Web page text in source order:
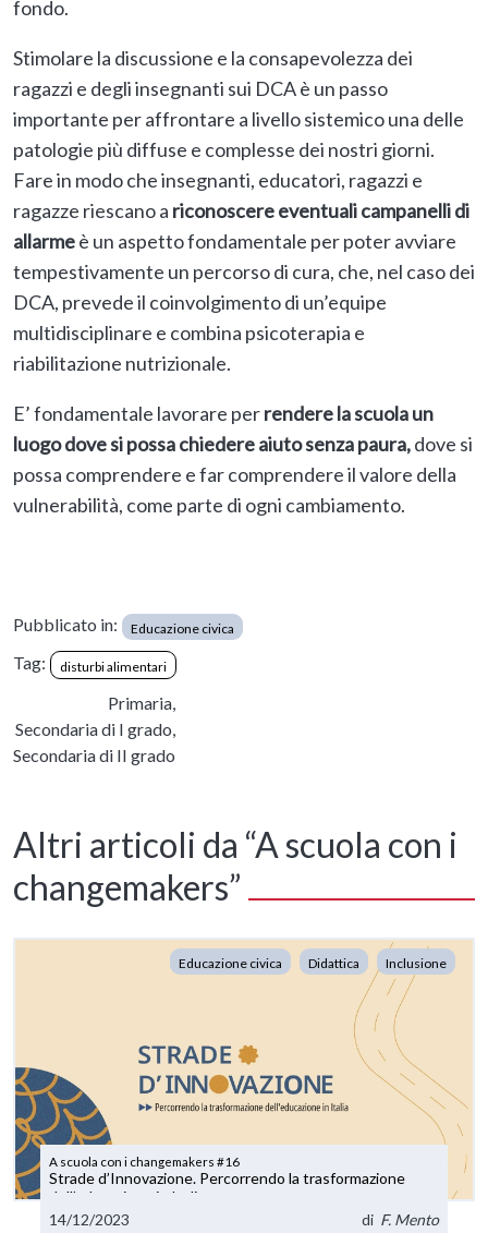
fondo.
Stimolare la discussione e la consapevolezza dei
ragazzi e degli insegnanti sui DCA è un passo
importante per affrontare a livello sistemico una delle
patologie più diffuse e complesse dei nostri giorni.
Fare in modo che insegnanti, educatori, ragazzi e
ragazze riescano a riconoscere eventuali campanelli di
allarmeè un aspetto fondamentale per poter avviare
tempestivamente un percorso di cura, che, nel caso dei
DCA, prevede il coinvolgimento di un’equipe
multidisciplinare e combina psicoterapia e
riabilitazione nutrizionale.
E’ fondamentale lavorare perrendere la scuola un
luogo dove si possa chiedere aiuto senza paura,dove si
possa comprendere e far comprendere il valore della
vulnerabilità, come parte di ogni cambiamento.
Pubblicato in: Educazione civica
Tag: disturbi alimentari
Primaria,
Secondaria di I grado,
Secondaria di II grado
Altri articoli da “A scuola con i
changemakers”
Educazione civica Didattica Inclusione
A scuola con i changemakers #16
Strade d’Innovazione. Percorrendo la trasformazione
dell’educazione in Italia.
14/12/2023
di F. Mento